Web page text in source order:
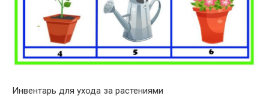
Инвентарь для ухода за растениями